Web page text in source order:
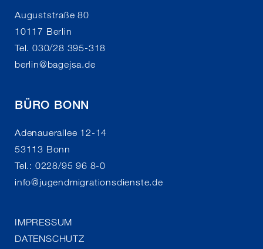
Auguststraße 80
10117 Berlin
Tel. 030/28 395-318
berlin@bagejsa.de
BÜRO BONN
Adenauerallee 12-14
53113 Bonn
Tel.: 0228/95 96 8-0
info@jugendmigrationsdienste.de
IMPRESSUM
DATENSCHUTZ